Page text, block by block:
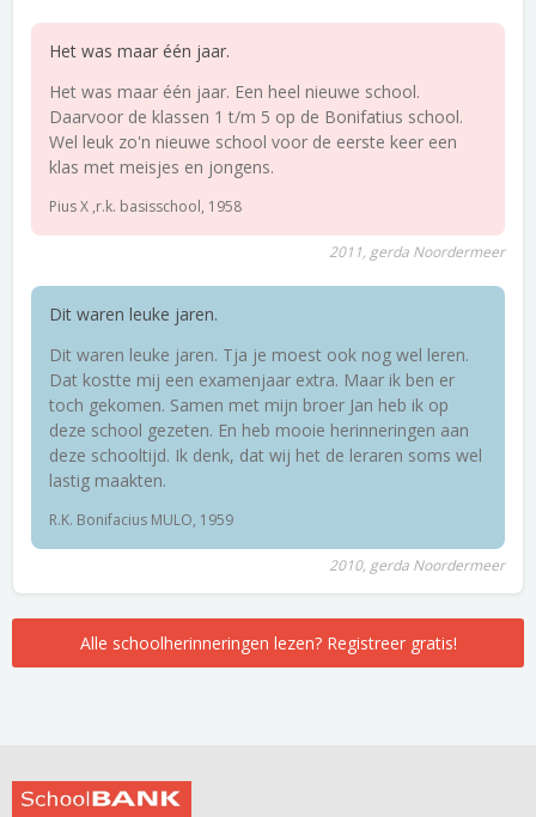
Het was maar één jaar.
Het was maar één jaar. Een heel nieuwe school.
Daarvoor de klassen 1 t/m 5 op de Bonifatius school.
Wel leuk zo'n nieuwe school voor de eerste keer een
klas met meisjes en jongens.
Pius X ,r.k. basisschool, 1958
2011, gerda Noordermeer
Dit waren leuke jaren.
Dit waren leuke jaren. Tja je moest ook nog wel leren.
Dat kostte mij een examenjaar extra. Maar ik ben er
toch gekomen. Samen met mijn broer Jan heb ik op
deze school gezeten. En heb mooie herinneringen aan
deze schooltijd. Ik denk, dat wij het de leraren soms wel
lastig maakten.
R.K. Bonifacius MULO, 1959
2010, gerda Noordermeer
Alle schoolherinneringen lezen? Registreer gratis!